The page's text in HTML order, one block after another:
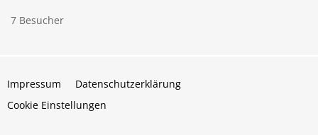
7 Besucher
Impressum
Datenschutzerklärung
Cookie Einstellungen